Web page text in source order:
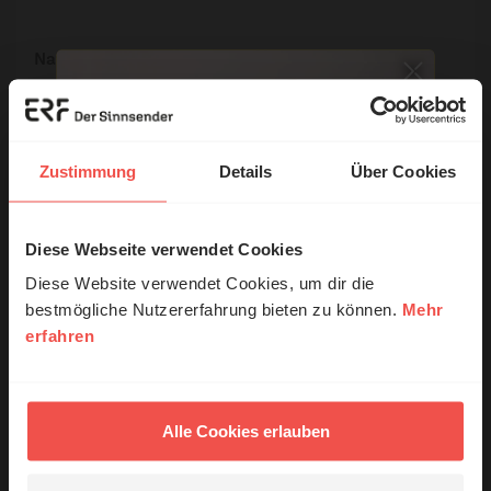
Zustimmung Details Über Cookies
Diese Webseite verwendet Cookies
Diese Website verwendet Cookies, um dir die
bestmögliche Nutzererfahrung bieten zu können. Mehr
erfahren
Alle Cookies erlauben
Kommentar:
Ich bin damit einverstanden, dass meine Angaben
anonymisiert erfasst und zum Zweck der
Verbesserung unseres Online-Angebots
© Ruth Schneider / ERF